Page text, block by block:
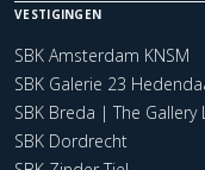
VESTIGINGEN
SBK Amsterdam KNSM
SBK Galerie 23
SBK Breda | The Gallery
SBK Dordrecht